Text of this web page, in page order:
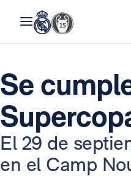
Se
El 29 de
en el Camp